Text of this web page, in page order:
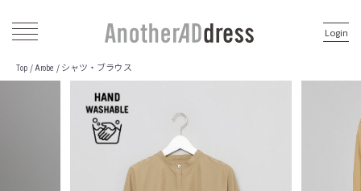
Login
Top / Arobe / シャツ・ブラウス